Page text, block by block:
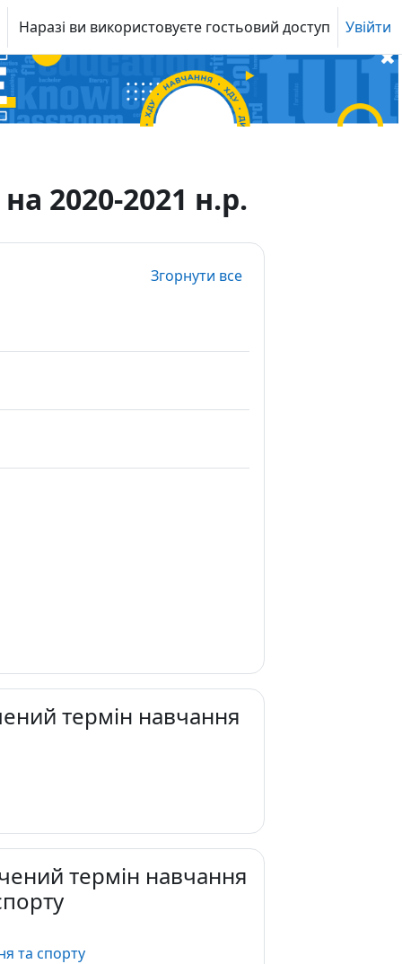
Наразі ви використовуєте гостьовий доступ Увійти
2020-2021 н.р.
Згорнути все
термін навчання
термін навчання
та спортуВибір